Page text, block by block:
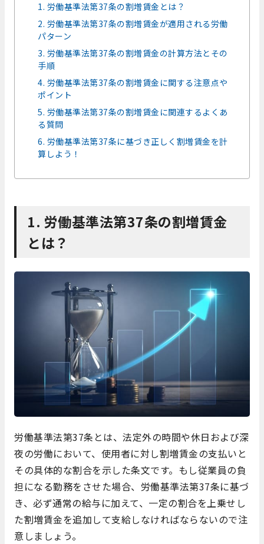
1. 労働基準法第37条の割増賃金とは？
2. 労働基準法第37条の割増賃金が適用される労働
パターン
3. 労働基準法第37条の割増賃金の計算方法とその
手順
4. 労働基準法第37条の割増賃金に関する注意点や
ポイント
5. 労働基準法第37条の割増賃金に関連するよくあ
る質問
6. 労働基準法第37条に基づき正しく割増賃金を計
算しよう！
1. 労働基準法第37条の割増賃金
とは？
労働基準法第37条とは、法定外の時間や休日および深
夜の労働において、使用者に対し割増賃金の支払いと
その具体的な割合を示した条文です。もし従業員の負
担になる勤務をさせた場合、労働基準法第37条に基づ
き、必ず通常の給与に加えて、一定の割合を上乗せし
た割増賃金を追加して支給しなければならないので注
意しましょう。